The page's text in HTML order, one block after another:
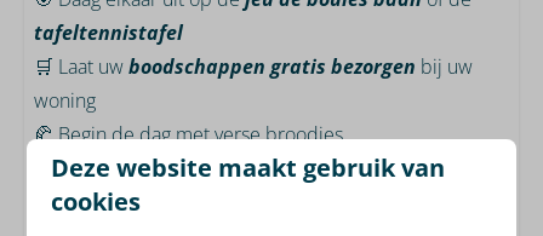
tafeltennistafel
🛒 Laat uwboodschappen gratis bezorgen bij uw
woning
🥐 Begin de dag met verse broodjes
🚲E-bikes, bakfiets, (e-)mountainbikes, (kinder)fietsen
🛵 e-choppers, e-scooters en/ of 🛺
Deze website maakt gebruik van
cookies